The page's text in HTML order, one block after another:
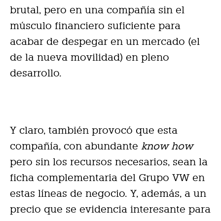
brutal, pero en una compañía sin el
músculo financiero suficiente para
acabar de despegar en un mercado (el
de la nueva movilidad) en pleno
desarrollo.
Y claro, también provocó que esta
compañía, con abundante know how
pero sin los recursos necesarios, sean la
ficha complementaria del Grupo VW en
estas líneas de negocio. Y, además, a un
precio que se evidencia interesante para